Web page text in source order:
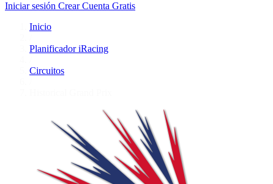
Iniciar sesión Crear Cuenta Gratis
Inicio
Planificador iRacing
Circuitos